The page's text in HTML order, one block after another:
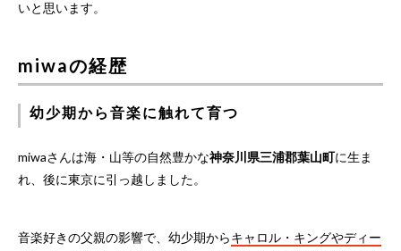
いと思います。
miwaの経歴
幼少期から音楽に触れて育つ
miwaさんは海・山等の自然豊かな神奈川県三浦郡葉山町に生ま
れ、後に東京に引っ越しました。
音楽好きの父親の影響で、幼少期からキャロル・キングやディー